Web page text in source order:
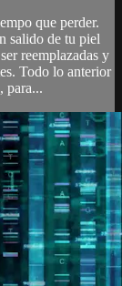
que perder.
salido de tu piel
reemplazadas y
Todo lo anterior
para...